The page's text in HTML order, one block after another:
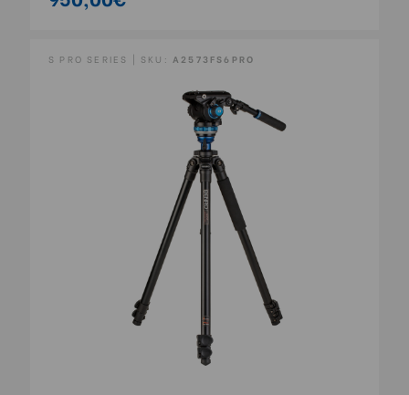
S PRO SERIES | SKU: A2573FS6PRO